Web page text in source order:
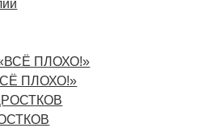
ПЛОХО!»